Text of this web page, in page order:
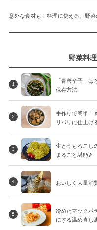
意外な食材も！料理に使える、野
野菜料
1
「青唐辛子」
保存方法
2
手作りで簡単！
リパリに仕上げ
3
生とうもろこし
まるごと堪能♪
4 おいしく大量消
5
冷めたマックポ
にする温め直し